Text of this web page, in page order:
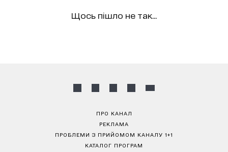
Щось пішло не так...
ПРО КАНАЛ
РЕКЛАМА
ПРОБЛЕМИ З ПРИЙОМОМ КАНАЛУ 1+1
КАТАЛОГ ПРОГРАМ